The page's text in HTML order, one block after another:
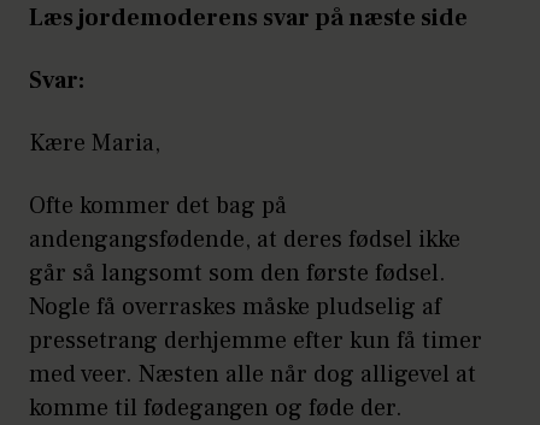
Læs jordemoderens svar på næste side
Svar:
Kære Maria,
Ofte kommer det bag på
andengangsfødende, at deres fødsel ikke
går så langsomt som den første fødsel.
Nogle få overraskes måske pludselig af
pressetrang derhjemme efter kun få timer
med veer. Næsten alle når dog alligevel at
komme til fødegangen og føde der.